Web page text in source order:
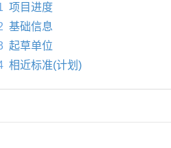
项目进度
基础信息
起草单位
相近标准(计划)